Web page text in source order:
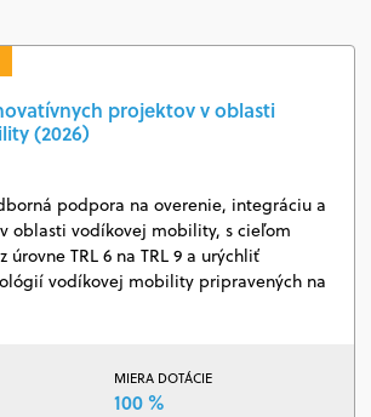
projektov v oblasti
(2026)
podpora na overenie, integráciu a
oblasti vodíkovej mobility, s cieľom
úrovne TRL 6 na TRL 9 a urýchliť
vodíkovej mobility pripravených na
MIERA DOTÁCIE
100 %